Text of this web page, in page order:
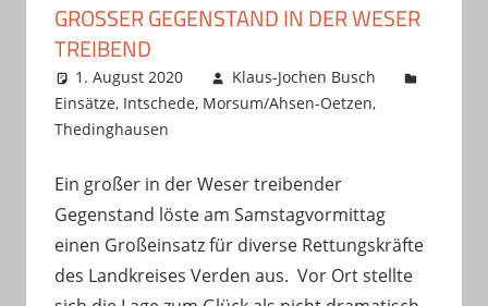
GROSSER GEGENSTAND IN DER WESER T
REIBEND
1. August 2020
Klaus-Jochen Busch
Einsätze, Intschede, Morsum/Ahsen-Oetzen,
Thedinghausen
Ein großer in der Weser treibender
Gegenstand löste am Samstagvormittag
einen Großeinsatz für diverse Rettungskräfte
des Landkreises Verden aus. Vor Ort stellte